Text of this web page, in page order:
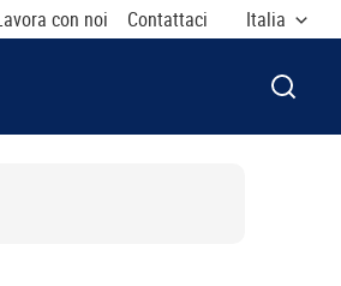
con noi Contattaci Italia
APRI